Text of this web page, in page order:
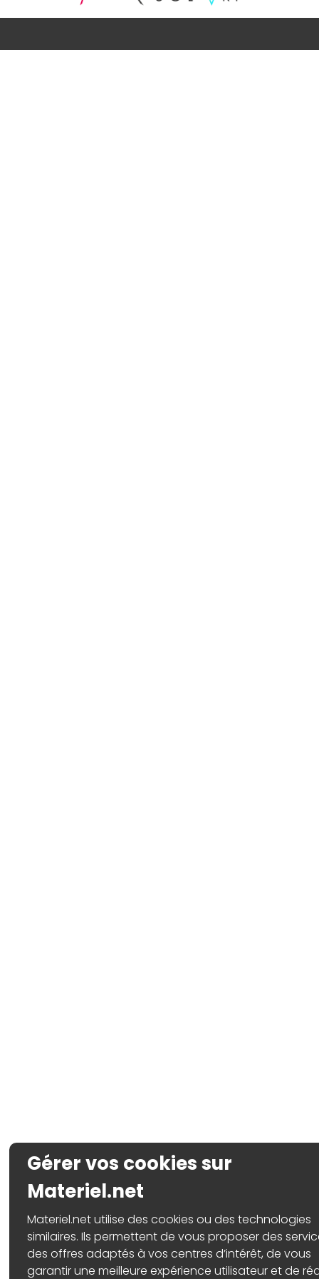
Gérer vos cookies sur
Materiel.net
Materiel.net utilise des cookies ou des technologies
similaires. Ils permettent de vous proposer des
des offres adaptés à vos centres d’intérêt, de vous
garantir une meilleure expérience utilisateur et de